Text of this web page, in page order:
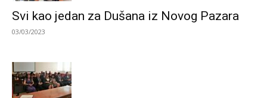
Svi kao jedan za Dušana iz Novog Pazara
03/03/2023